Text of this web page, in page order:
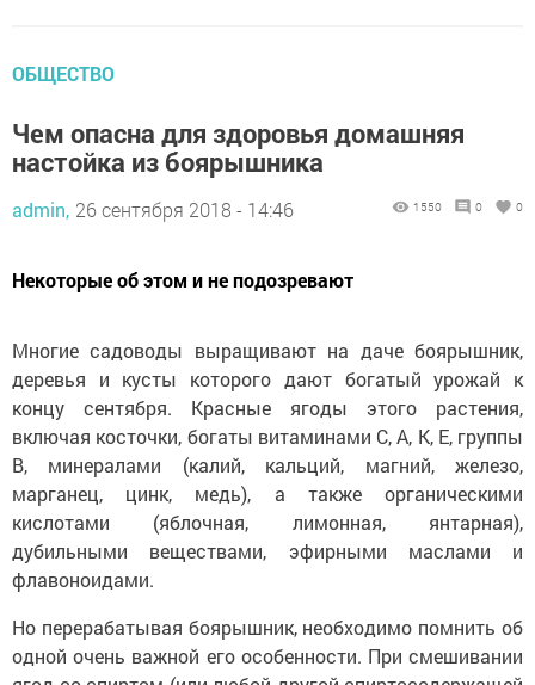
ОБЩЕСТВО
Чем опасна для здоровья домашняя
настойка из боярышника
admin, 26 сентября 2018 - 14:46 1550 0 0
Некоторые об этом и не подозревают
Многие садоводы выращивают на даче боярышник,
деревья и кусты которого дают богатый урожай к
концу сентября. Красные ягоды этого растения,
включая косточки, богаты витаминами С, А, К, Е, группы
В, минералами (калий, кальций, магний, железо,
марганец, цинк, медь), а также органическими
кислотами (яблочная, лимонная, янтарная),
дубильными веществами, эфирными маслами и
флавоноидами.
Но перерабатывая боярышник, необходимо помнить об
одной очень важной его особенности. При смешивании